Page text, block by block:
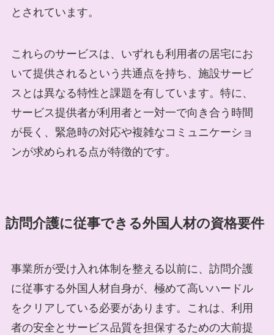
とされています。
これらのサービスは、いずれも利用者の居宅にお
いて提供されるという共通点を持ち、施設サービ
スとは異なる特性と課題を有しています。特に、
サービス提供者が利用者と一対一で向き合う時間
が長く、緊急時の対応や複雑なコミュニケーショ
ンが求められる点が特徴的です。
訪問介護に従事できる外国人材の資格要件
事業所が受け入れ体制を整える以前に、訪問介護
に従事する外国人材自身が、極めて高いハードル
をクリアしている必要があります。これは、利用
者の安全とサービス品質を担保するための大前提